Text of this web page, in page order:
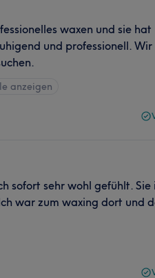
waxen und sie hat
und professionell. Wir
anzeigen
sofort sehr wohl gefühlt. Sie
war zum waxing dort und